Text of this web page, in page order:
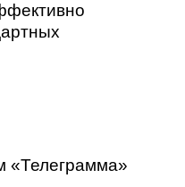
«Телеграмма»